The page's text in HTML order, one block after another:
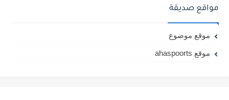
مواقع صديقة
موقع موضوع
موقع ahaspoorts